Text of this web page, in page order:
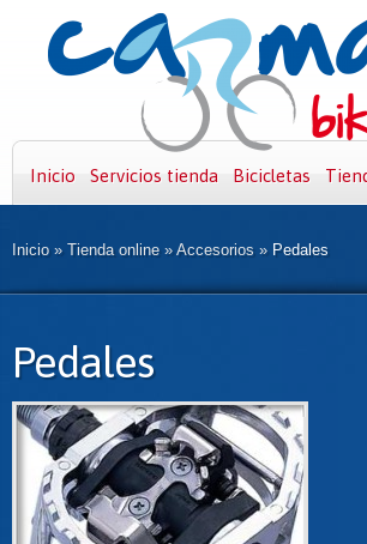
Inicio Servicios tienda Bicicletas
Inicio » Tienda online» Accesorios» Pedales
Pedales